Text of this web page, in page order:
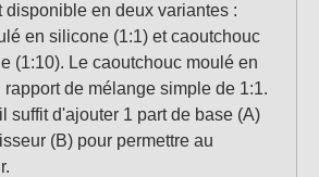
disponible en deux variantes :
en silicone (1:1) et caoutchouc
(1:10). Le caoutchouc moulé en
de mélange simple de 1:1.
suffit d'ajouter 1 part de base (A)
(B) pour permettre au